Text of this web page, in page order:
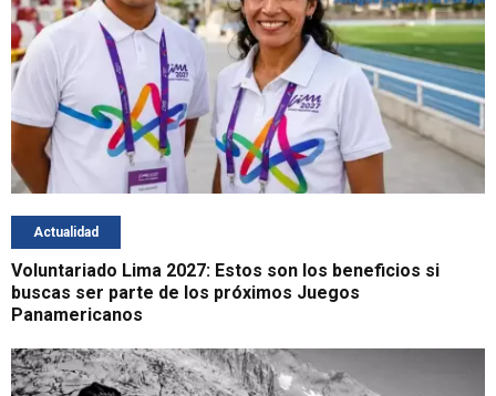
Actualidad
Voluntariado Lima 2027: Estos son los beneficios si
buscas ser parte de los próximos Juegos
Panamericanos